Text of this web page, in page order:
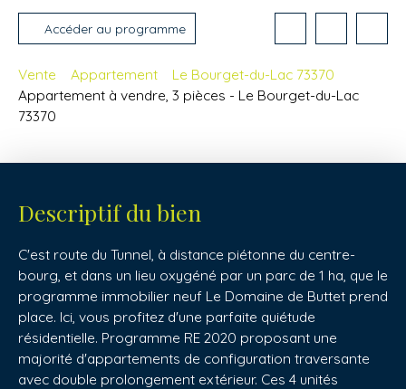
Accéder au programme
Vente Appartement
Le Bourget-du-Lac 73370
Appartement à vendre, 3 pièces - Le Bourget-du-Lac
73370
Descriptif du bien
C'est route du Tunnel, à distance piétonne du centre-
bourg, et dans un lieu oxygéné par un parc de 1 ha, que le
programme immobilier neuf Le Domaine de Buttet prend
place. Ici, vous profitez d'une parfaite quiétude
résidentielle. Programme RE 2020 proposant une
majorité d'appartements de configuration traversante
avec double prolongement extérieur. Ces 4 unités